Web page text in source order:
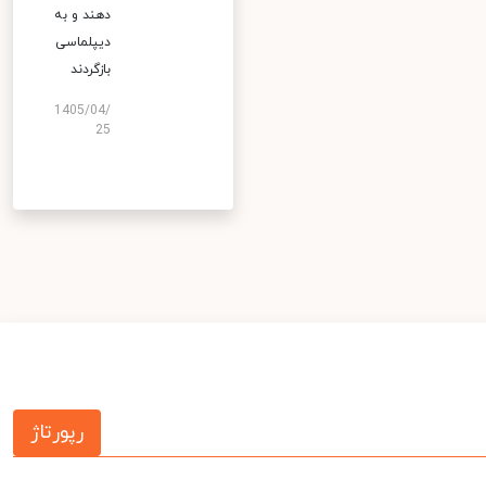
دهند و به
دیپلماسی
بازگردند
1405/04/
25
رپورتاژ